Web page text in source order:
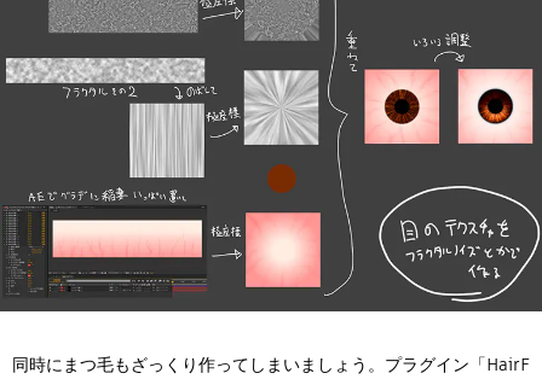
同時にまつ毛もざっくり作ってしまいましょう。プラグイン「HairF